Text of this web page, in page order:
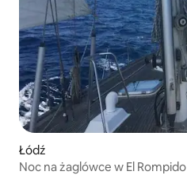
Łódź
Noc na żaglówce w El Rompido